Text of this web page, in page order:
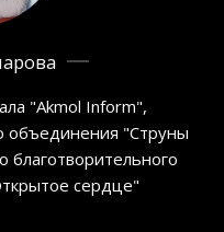
"Akmol Inform",
объединения "Струны
благотворительного
сердце"